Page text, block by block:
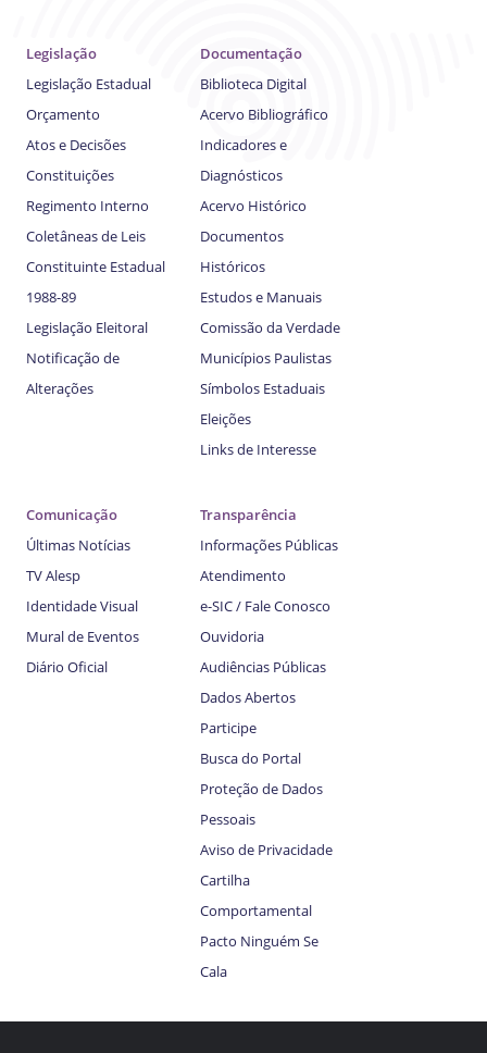
Legislação
Legislação Estadual
Orçamento
Atos e Decisões
Constituições
Regimento Interno
Coletâneas de Leis
Constituinte Estadual
1988-89
Legislação Eleitoral
Notificação de
Alterações
Documentação
Biblioteca Digital
Acervo Bibliográfico
Indicadores e
Diagnósticos
Acervo Histórico
Documentos
Históricos
Estudos e Manuais
Comissão da Verdade
Municípios Paulistas
Símbolos Estaduais
Eleições
Links de Interesse
Comunicação
Últimas Notícias
TV Alesp
Identidade Visual
Mural de Eventos
Diário Oficial
Transparência
Informações Públicas
Atendimento
e-SIC / Fale Conosco
Ouvidoria
Audiências Públicas
Dados Abertos
Participe
Busca do Portal
Proteção de Dados
Pessoais
Aviso de Privacidade
Cartilha
Comportamental
Pacto Ninguém Se
Cala